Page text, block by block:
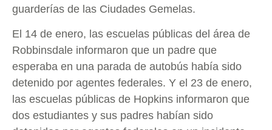
guarderías de las Ciudades Gemelas.
El 14 de enero, las escuelas públicas del área de
Robbinsdale informaron que un padre que
esperaba en una parada de autobús había sido
detenido por agentes federales. Y el 23 de enero,
las escuelas públicas de Hopkins informaron que
dos estudiantes y sus padres habían sido